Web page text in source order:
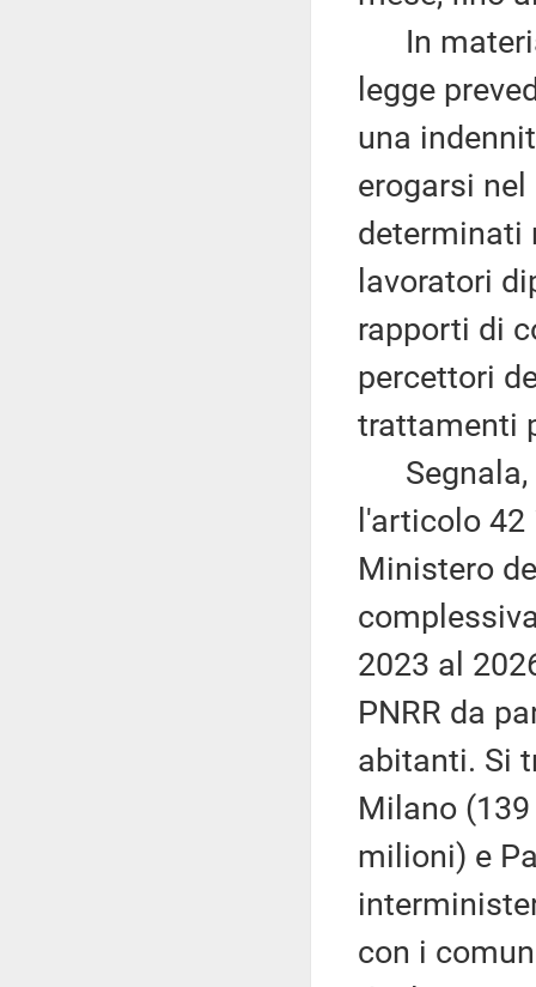
In
legge
una
erogarsi
determinati
lavoratori
rapporti di
percettori
trattamenti
Segnala,
l'articolo
Ministero
2023 al
PNRR da
abitanti. Si
Milano
milioni) e
con i